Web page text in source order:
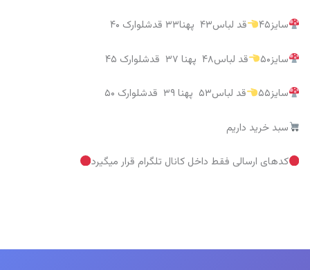
سایز۴۵ قد لباس۴۳ پهنا۳۳ قدشلوارک ۴۰
سایز۵۰ قد لباس۴۸ پهنا ۳۷ قدشلوارک ۴۵
سایز۵۵ قد لباس۵۳ پهنا ۳۹ قدشلوارک ۵۰
سبد خرید داریم
کدهای ارسالی فقط داخل کانال تلگرام قرار میگیرد